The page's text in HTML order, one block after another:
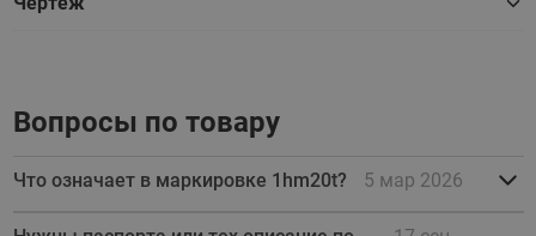
Вопросы по товару
Что означает в маркировке 1hm20t? 5 мар 2026